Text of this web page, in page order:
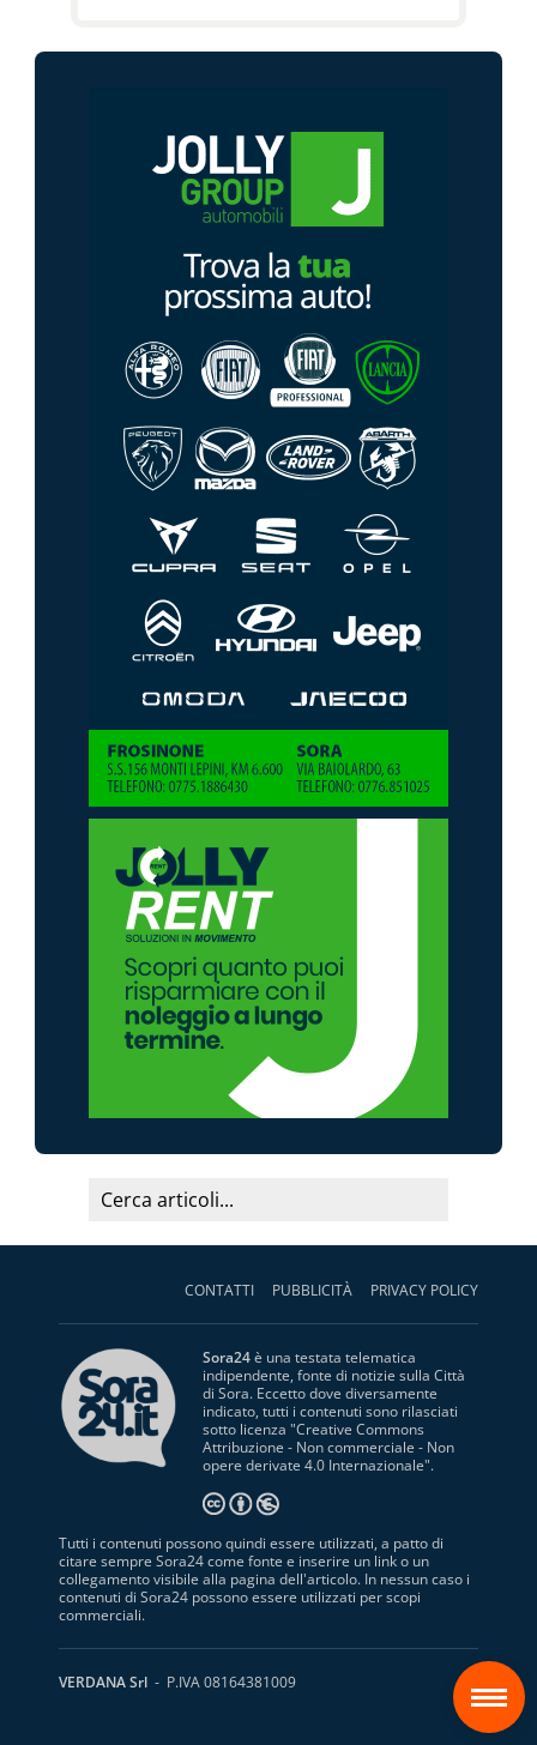
CONTATTI PUBBLICITÀ PRIVACY POLICY
Sora24è una testata telematica
indipendente, fonte di notizie sulla Città
di Sora. Eccetto dove diversamente
indicato, tutti i contenuti sono rilasciati
sotto licenza "Creative Commons
Attribuzione - Non commerciale - Non
opere derivate 4.0 Internazionale".
Tutti i contenuti possono quindi essere utilizzati, a patto di
citare sempre Sora24 come fonte e inserire un link o un
collegamento visibile alla pagina dell'articolo. In nessun caso i
contenuti di Sora24 possono essere utilizzati per scopi
commerciali.
VERDANA Srl - P.IVA 08164381009